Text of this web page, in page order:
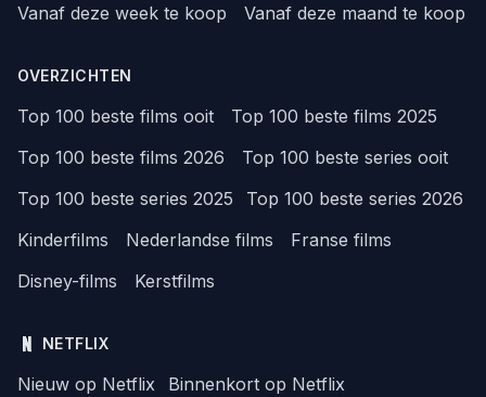
Vanaf deze week te koop
Vanaf deze maand te koop
OVERZICHTEN
Top 100 beste films ooit
Top 100 beste films 2025
Top 100 beste films 2026
Top 100 beste series ooit
Top 100 beste series 2025
Top 100 beste series 2026
Kinderfilms
Nederlandse films
Franse films
Disney-films
Kerstfilms
NETFLIX
Nieuw op Netflix
Binnenkort op Netflix